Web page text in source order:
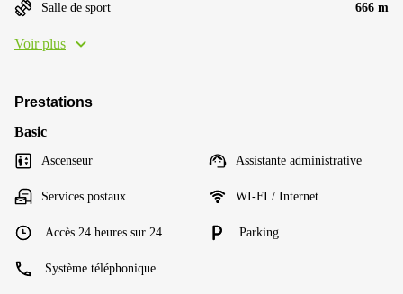
Salle de sport 666 m
Voir plus
Prestations
Basic
Ascenseur Assistante administrative
Services postaux WI-FI / Internet
Accès 24 heures sur 24 Parking
Système téléphonique